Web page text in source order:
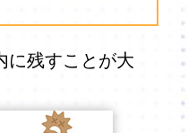
に残すことが大